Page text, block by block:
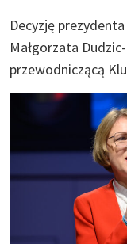
Decyzję
Małgorzata
przewodniczącą